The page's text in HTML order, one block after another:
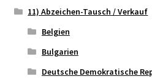
11) Abzeichen-Tausch / Verkauf
Belgien
Bulgarien
Deutsche Demokratische